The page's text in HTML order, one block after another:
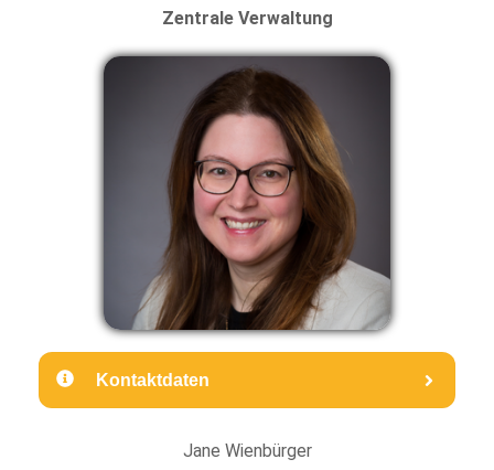
Zentrale Verwaltung
Kontaktdaten
Jane Wienbürger